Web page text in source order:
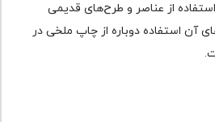
از عناصر و طرح‌های قدیمی
آن استفاده دوباره از چاپ ملخی در